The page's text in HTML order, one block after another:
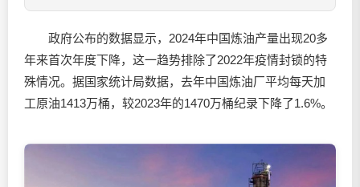
政府公布的数据显示，2024年中国炼油产量出现20多
年来首次年度下降，这一趋势排除了2022年疫情封锁的特
殊情况。据国家统计局数据，去年中国炼油厂平均每天加
工原油1413万桶，较2023年的1470万桶纪录下降了1.6%。